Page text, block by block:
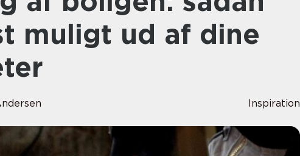
muligt ud af dine
Inspiration